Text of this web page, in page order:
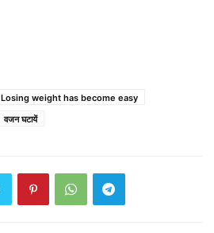
Losing weight has become easy
वजन घटायें